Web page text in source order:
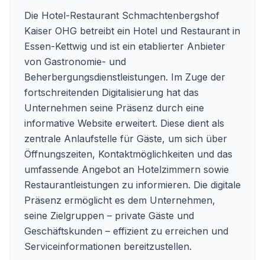
Die Hotel-Restaurant Schmachtenbergshof
Kaiser OHG betreibt ein Hotel und Restaurant in
Essen-Kettwig und ist ein etablierter Anbieter
von Gastronomie- und
Beherbergungsdienstleistungen. Im Zuge der
fortschreitenden Digitalisierung hat das
Unternehmen seine Präsenz durch eine
informative Website erweitert. Diese dient als
zentrale Anlaufstelle für Gäste, um sich über
Öffnungszeiten, Kontaktmöglichkeiten und das
umfassende Angebot an Hotelzimmern sowie
Restaurantleistungen zu informieren. Die digitale
Präsenz ermöglicht es dem Unternehmen,
seine Zielgruppen – private Gäste und
Geschäftskunden – effizient zu erreichen und
Serviceinformationen bereitzustellen.